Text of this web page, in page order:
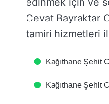
edinmek için ve
Cevat Bayraktar
tamiri hizmetleri
Kağıthane Şehit
Kağıthane Şehit